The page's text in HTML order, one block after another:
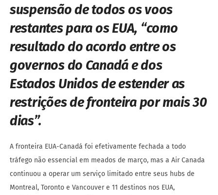
suspensão de todos os voos
restantes para os EUA, “como
resultado do acordo entre os
governos do Canadá e dos
Estados Unidos de estender as
restrições de fronteira por mais 30
dias”.
A fronteira EUA-Canadá foi efetivamente fechada a todo
tráfego não essencial em meados de março, mas a Air Canada
continuou a operar um serviço limitado entre seus hubs de
Montreal, Toronto e Vancouver e 11 destinos nos EUA,